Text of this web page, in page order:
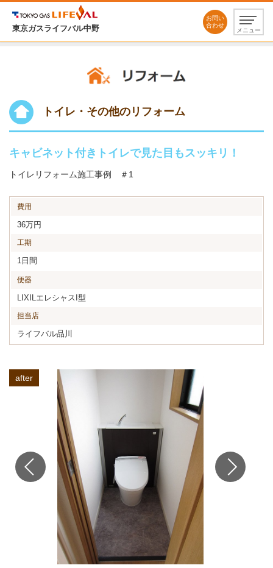
東京ガスライフバル中野
お問い
合わせ
メニュー
トイレ・その他のリフォーム
キャビネット付きトイレで見た目もスッキリ！
トイレリフォーム施工事例 ＃1
費用
36万円
工期
1日間
便器
LIXILエレシャスI型
担当店
ライフバル品川